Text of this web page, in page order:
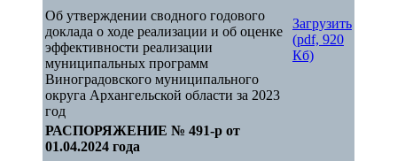
Об утверждении сводного годового
доклада о ходе реализации и об оценке
эффективности реализации
муниципальных программ
Виноградовского муниципального
округа Архангельской области за 2023
год
Загрузить
(pdf, 920
Кб)
РАСПОРЯЖЕНИЕ № 491-р от
01.04.2024 года